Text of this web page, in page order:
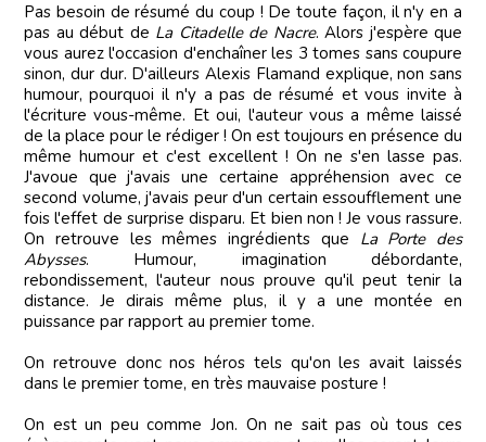
Pas besoin de résumé du coup ! De toute façon, il n'y en a
pas au début de La Citadelle de Nacre. Alors j'espère que
vous aurez l'occasion d'enchaîner les 3 tomes sans coupure
sinon, dur dur. D'ailleurs Alexis Flamand explique, non sans
humour, pourquoi il n'y a pas de résumé et vous invite à
l'écriture vous-même. Et oui, l'auteur vous a même laissé
de la place pour le rédiger ! On est toujours en présence du
même humour et c'est excellent ! On ne s'en lasse pas.
J'avoue que j'avais une certaine appréhension avec ce
second volume, j'avais peur d'un certain essoufflement une
fois l'effet de surprise disparu. Et bien non ! Je vous rassure.
On retrouve les mêmes ingrédients que La Porte des
Abysses. Humour, imagination débordante,
rebondissement, l'auteur nous prouve qu'il peut tenir la
distance. Je dirais même plus, il y a une montée en
puissance par rapport au premier tome.
On retrouve donc nos héros tels qu'on les avait laissés
dans le premier tome, en très mauvaise posture !
On est un peu comme Jon. On ne sait pas où tous ces